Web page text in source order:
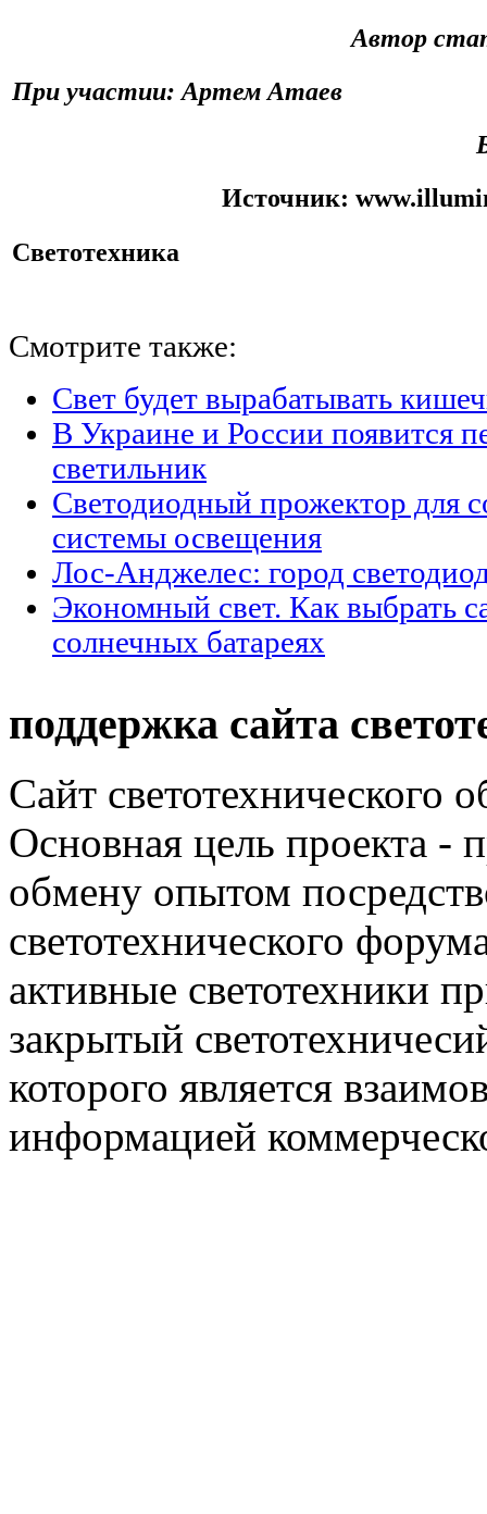
Автор
При участии: Артем Атаев
Источник:
Светотехника
Смотрите также:
Свет будет вырабатывать
В Украине и России появится
светильник
Светодиодный прожектор для
системы освещения
Лос-Анджелес: город
Экономный свет. Как выбрать
солнечных батареях
поддержка сайта
Сайт светотехнического
Основная цель проекта -
обмену опытом
светотехнического
активные светотехники
закрытый
которого является
информацией